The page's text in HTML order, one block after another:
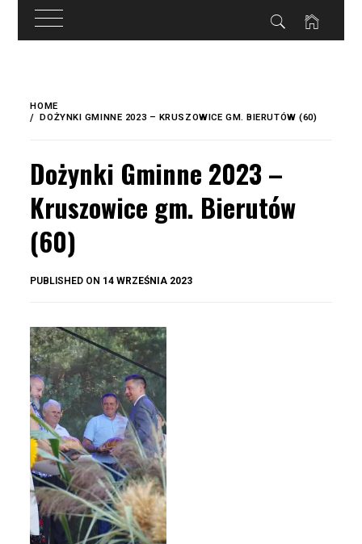
treści
content
HOME
DOŻYNKI GMINNE 2023 – KRUSZOWICE GM. BIERUTÓW (60)
Dożynki Gminne 2023 –
Kruszowice gm. Bierutów
(60)
PUBLISHED ON 14 WRZEŚNIA 2023